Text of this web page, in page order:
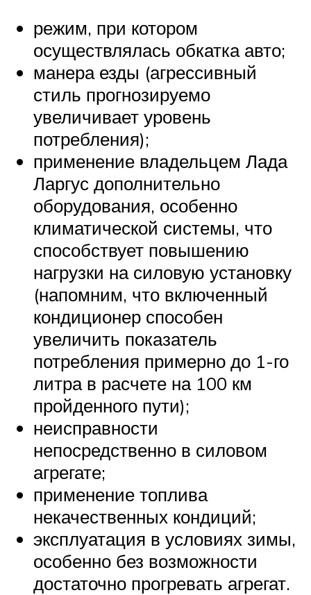
режим, при котором
осуществлялась обкатка авто;
манера езды (агрессивный
стиль прогнозируемо
увеличивает уровень
потребления);
применение владельцем Лада
Ларгус дополнительно
оборудования, особенно
климатической системы, что
способствует повышению
нагрузки на силовую установку
(напомним, что включенный
кондиционер способен
увеличить показатель
потребления примерно до 1-го
литра в расчете на 100 км
пройденного пути);
неисправности
непосредственно в силовом
агрегате;
применение топлива
некачественных кондиций;
эксплуатация в условиях зимы,
особенно без возможности
достаточно прогревать агрегат.